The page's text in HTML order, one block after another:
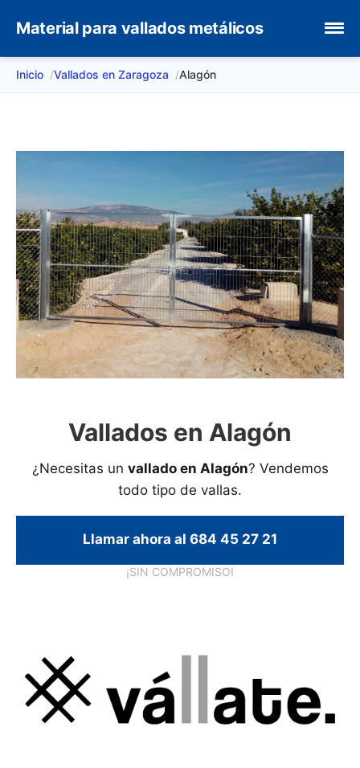
Material para vallados metálicos
Inicio Vallados en Zaragoza Alagón
Vallados en Alagón
¿Necesitas un vallado en Alagón? Vendemos
todo tipo de vallas.
Llamar ahora al 684 45 27 21
¡SIN COMPROMISO!